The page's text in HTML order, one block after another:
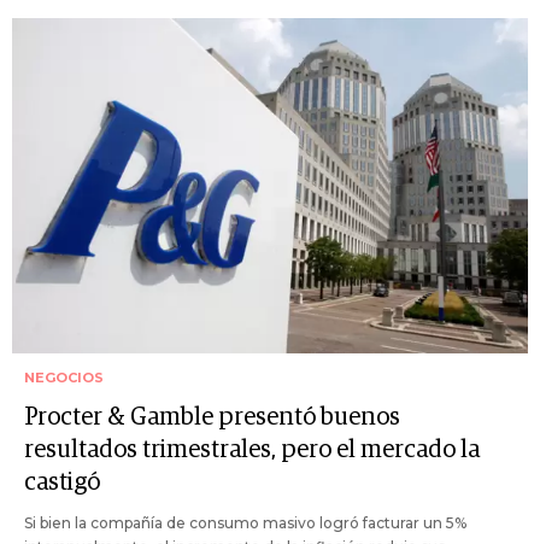
NEGOCIOS
Procter & Gamble presentó buenos
resultados trimestrales, pero el mercado la
castigó
Si bien la compañía de consumo masivo logró facturar un 5%